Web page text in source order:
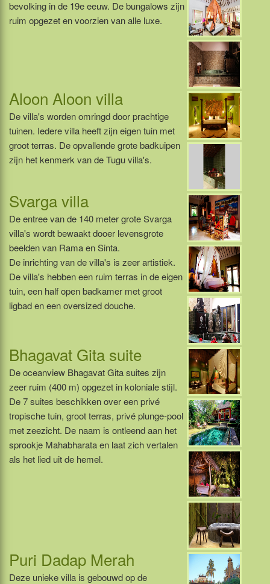
bevolking in de 19e eeuw. De bungalows zijn
ruim opgezet en voorzien van alle luxe.
Aloon Aloon villa
De villa's worden omringd door prachtige
tuinen. Iedere villa heeft zijn eigen tuin met
groot terras. De opvallende grote badkuipen
zijn het kenmerk van de Tugu villa's.
Svarga villa
De entree van de 140 meter grote Svarga
villa's wordt bewaakt dooer levensgrote
beelden van Rama en Sinta.
De inrichting van de villa's is zeer artistiek.
De villa's hebben een ruim terras in de eigen
tuin, een half open badkamer met groot
ligbad en een oversized douche.
Bhagavat Gita suite
De oceanview Bhagavat Gita suites zijn
zeer ruim (400 m) opgezet in koloniale stijl.
De 7 suites beschikken over een privé
tropische tuin, groot terras, privé plunge-pool
met zeezicht. De naam is ontleend aan het
sprookje Mahabharata en laat zich vertalen
als het lied uit de hemel.
Puri Dadap Merah
Deze unieke villa is gebouwd op de